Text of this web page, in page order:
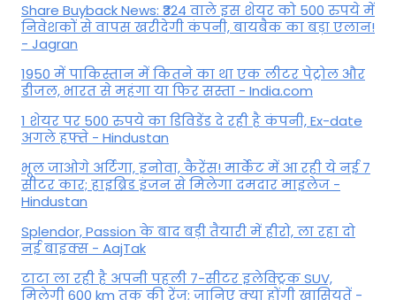
Share Buyback News: ₹324 वाले इस शेयर को 500 रुपये में
निवेशकों से वापस खरीदेगी कंपनी, बायबैक का बड़ा एलान!
- Jagran
1950 में पाकिस्तान में कितने का था एक लीटर पेट्रोल और
डीजल, भारत से महंगा या फिर सस्ता - India.com
1 शेयर पर 500 रुपये का डिविडेंड दे रही है कंपनी, Ex-date
अगले हफ्ते - Hindustan
भूल जाओगे अर्टिगा, इनोवा, कैरेंस! मार्केट में आ रही ये नई 7
सीटर कार; हाइब्रिड इंजन से मिलेगा दमदार माइलेज -
Hindustan
Splendor, Passion के बाद बड़ी तैयारी में हीरो, ला रहा दो
नई बाइक्स - AajTak
टाटा ला रही है अपनी पहली 7-सीटर इलेक्ट्रिक SUV,
मिलेगी 600 km तक की रेंज; जानिए क्या होंगी खासियतें -